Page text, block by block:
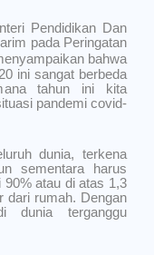
Pendidikan Dan
pada Peringatan
bahwa
ini sangat berbeda
tahun ini kita
pandemi covid-
dunia, terkena
sementara harus
atau di atas 1,3
dari rumah. Dengan
dunia terganggu